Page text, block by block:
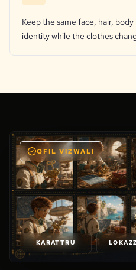
Keep the same face, hair,
identity while the clothes
QFIL VIŻWALI
KARATTRU